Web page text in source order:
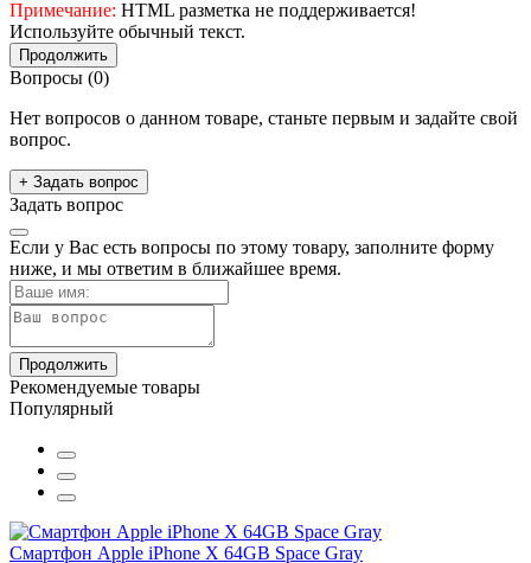
Примечание: HTML разметка не поддерживается!
Используйте обычный текст.
Продолжить
Вопросы (0)
Нет вопросов о данном товаре, станьте первым и задайте свой
вопрос.
+ Задать вопрос
Задать вопрос
Если у Вас есть вопросы по этому товару, заполните форму
ниже, и мы ответим в ближайшее время.
Продолжить
Рекомендуемые товары
Популярный
Смартфон Apple iPhone X 64GB Space Gray